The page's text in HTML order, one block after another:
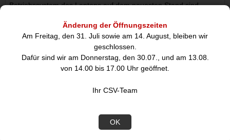
Änderung der Öffnungszeiten
Am Freitag, den 31. Juli sowie am 14. August, bleiben wir
geschlossen.
Dafür sind wir am Donnerstag, den 30.07., und am 13.08.
von 14.00 bis 17.00 Uhr geöffnet.
Ihr CSV-Team
OK
Betriebssystem des Laptops auf dem neuesten Stand sind,
Die Videoausgabefähigkeit hängt von der Grafikkarte und der
Hardware-Spezifikation Ihres angeschlossenen Laptops ab.
Nicht alle USB-C-Anschlüsse unterstützen alle Funktionen des
USB Type-C-Standards. Stellen Sie sicher, dass der USB-C-
Anschluss Ihres Laptops den DP Alt-Modus und USB Power
Funktionen des Thunderbolt 3-Standards. Stellen Sie sicher,
dass der Thunderbolt 3-Anschluss Ihres Laptops USB Power